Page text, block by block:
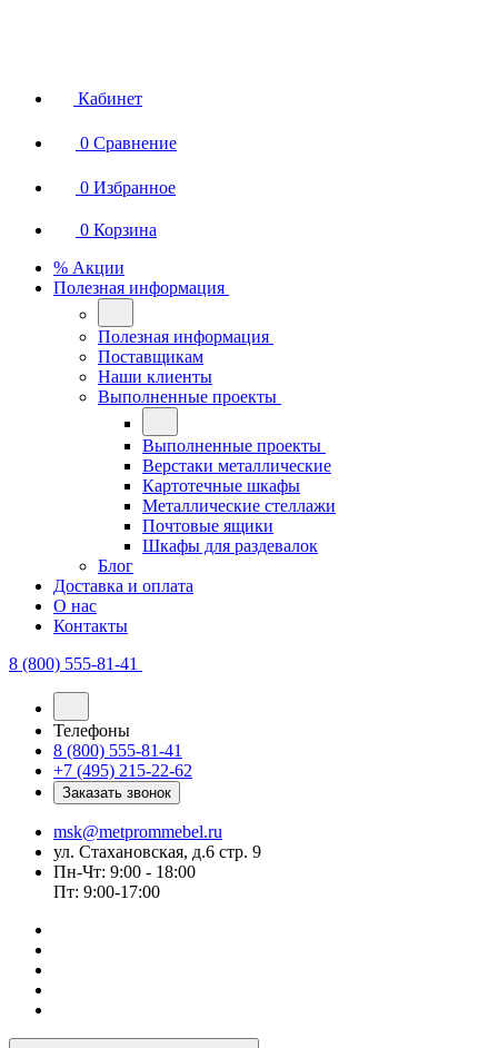
Кабинет
0 Сравнение
0 Избранное
0 Корзина
% Акции
Полезная информация
Полезная информация
Поставщикам
Наши клиенты
Выполненные проекты
Выполненные проекты
Верстаки металлические
Картотечные шкафы
Металлические стеллажи
Почтовые ящики
Шкафы для раздевалок
Блог
Доставка и оплата
О нас
Контакты
8 (800) 555-81-41
Телефоны
8 (800) 555-81-41
+7 (495) 215-22-62
Заказать звонок
msk@metprommebel.ru
ул. Стахановская, д.6 стр. 9
Пн-Чт: 9:00 - 18:00
Пт: 9:00-17:00